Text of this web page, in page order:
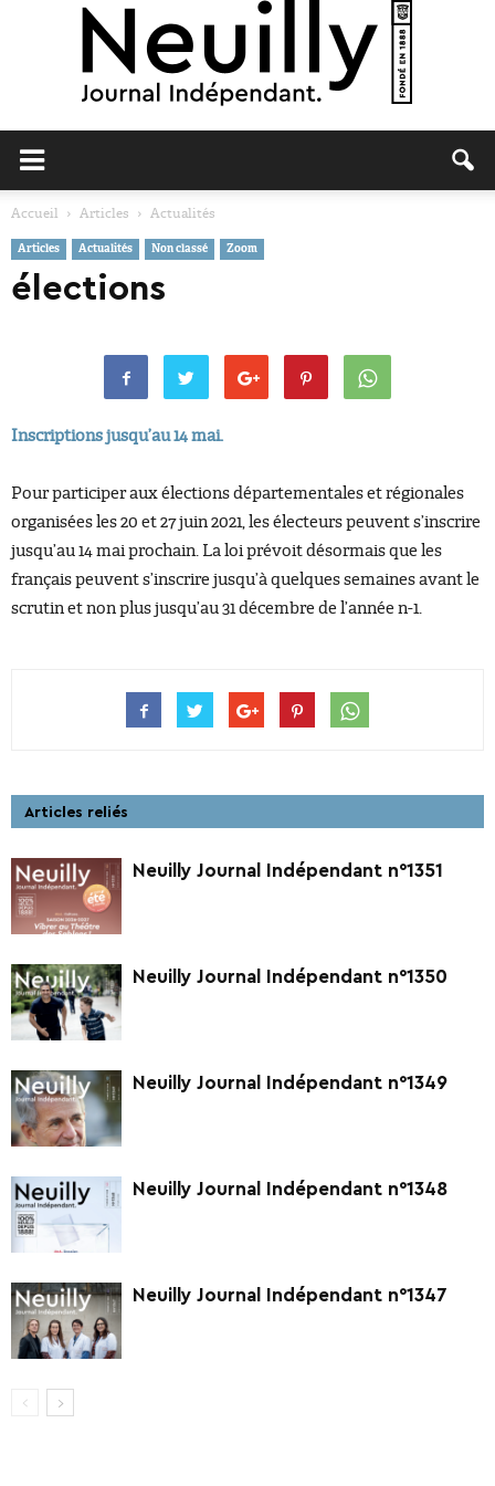
Journal
Accueil Articles Actualités
Articles Actualités Non classé Zoom
élections
Inscriptions jusqu’au 14 mai.
Pour participer aux élections départementales et régionales
organisées les 20 et 27 juin 2021, les électeurs peuvent s’inscrire
jusqu’au 14 mai prochain. La loi prévoit désormais que les
français peuvent s’inscrire jusqu’à quelques semaines avant le
scrutin et non plus jusqu’au 31 décembre de l’année n-1.
Articles reliés
Neuilly Journal Indépendant n°1351
Neuilly Journal Indépendant n°1350
Neuilly Journal Indépendant n°1349
Neuilly Journal Indépendant n°1348
Neuilly Journal Indépendant n°1347